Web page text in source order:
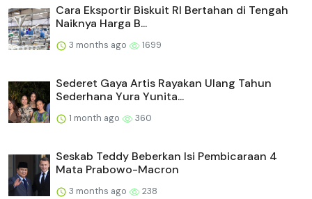
Cara Eksportir Biskuit RI Bertahan di Tengah
Naiknya Harga B...
3 months ago 1699
Sederet Gaya Artis Rayakan Ulang Tahun
Sederhana Yura Yunita...
1 month ago 360
Seskab Teddy Beberkan Isi Pembicaraan 4
Mata Prabowo-Macron
3 months ago 238